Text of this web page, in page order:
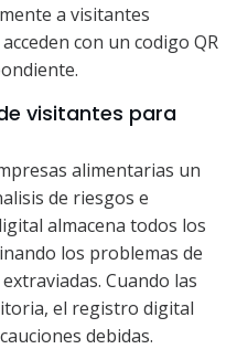
a visitantes
con un codigo QR
visitantes para
alimentarias un
de riesgos e
almacena todos los
los problemas de
Cuando las
el registro digital
debidas.